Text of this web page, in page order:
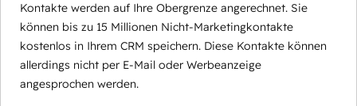
Kontakte werden auf Ihre Obergrenze angerechnet. Sie
können bis zu 15 Millionen Nicht-Marketingkontakte
kostenlos in Ihrem CRM speichern. Diese Kontakte können
allerdings nicht per E-Mail oder Werbeanzeige
angesprochen werden.